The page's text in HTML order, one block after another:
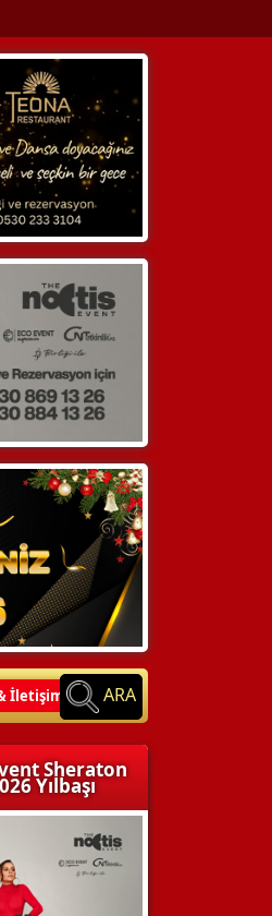
İletişim ARA
Sheraton
Yılbaşı